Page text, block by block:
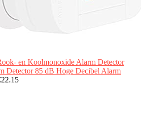
en Koolmonoxide Alarm Detector
Detector 85 dB Hoge Decibel Alarm
22.15